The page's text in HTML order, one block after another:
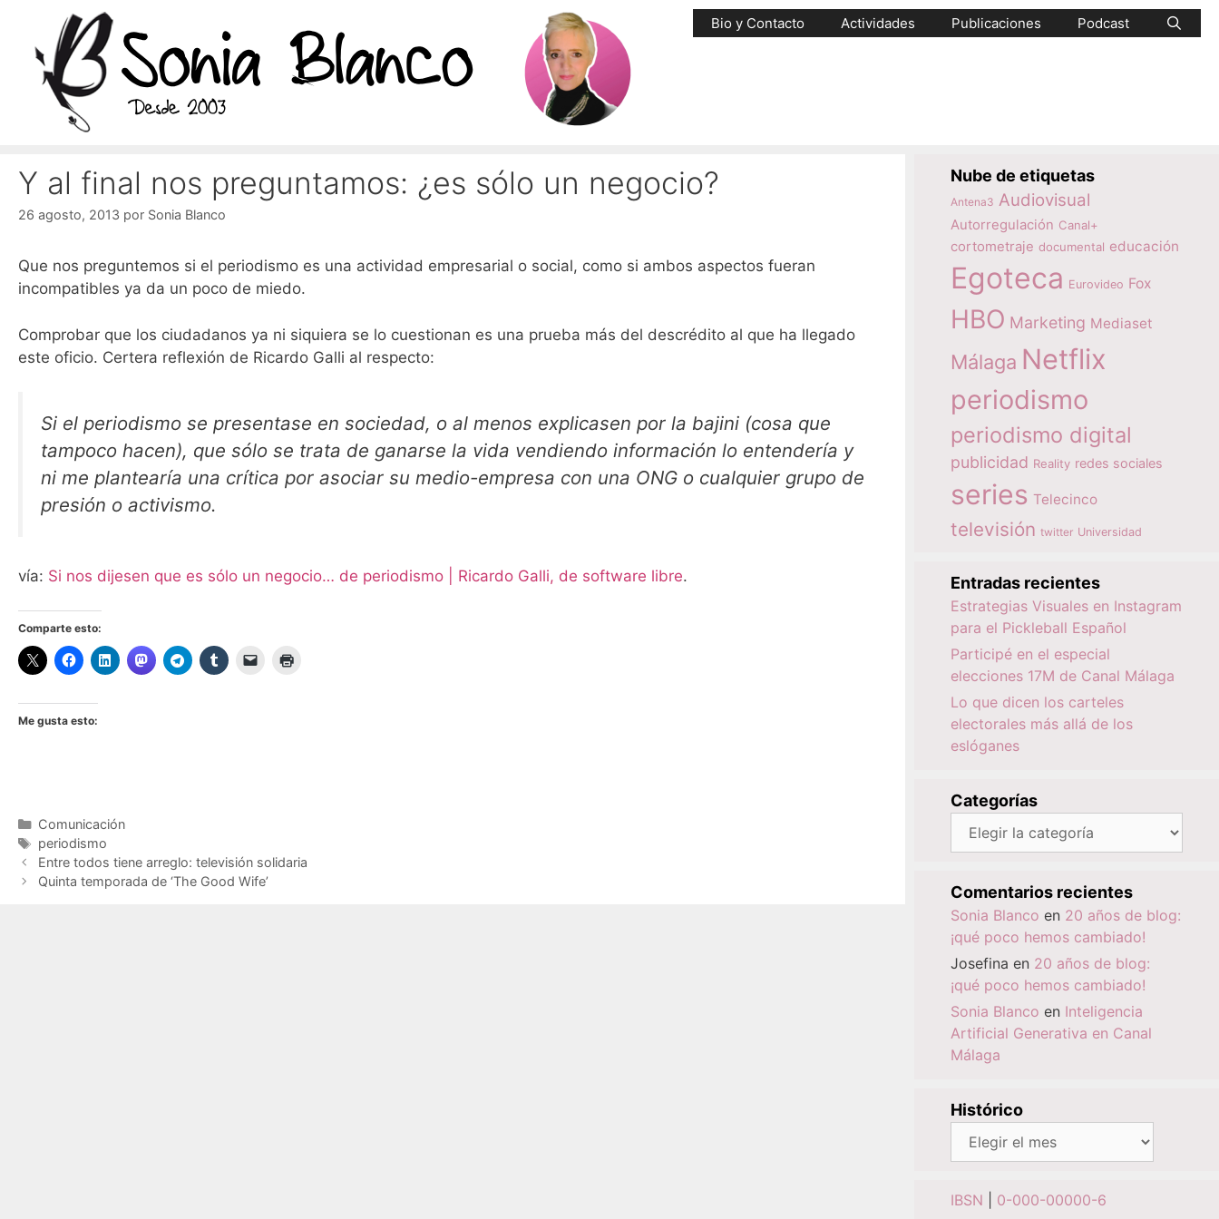
contenido
Bio y Contacto Actividades Publicaciones Podcast
Y al final nos preguntamos: ¿es sólo un negocio?
26 agosto, 2013 por Sonia Blanco
Que nos preguntemos si el periodismo es una actividad empresarial o social, como si ambos aspectos fueran
incompatibles ya da un poco de miedo.
Comprobar que los ciudadanos ya ni siquiera se lo cuestionan es una prueba más del descrédito al que ha llegado
este oficio. Certera reflexión de Ricardo Galli al respecto:
Si el periodismo se presentase en sociedad, o al menos explicasen por la bajini (cosa que
tampoco hacen), que sólo se trata de ganarse la vida vendiendo información lo entendería y
ni me plantearía una crítica por asociar su medio-empresa con una ONG o cualquier grupo de
presión o activismo.
vía: Si nos dijesen que es sólo un negocio… de periodismo | Ricardo Galli, de software libre.
Comparte esto:
Me gusta esto:
Categorías
Comunicación
Etiquetas
periodismo
Entre todos tiene arreglo: televisión solidaria
Quinta temporada de ‘The Good Wife’
Nube de etiquetas
Antena3 Audiovisual
Autorregulación Canal+
cortometraje documental educación
Egoteca Eurovideo Fox
HBO Marketing Mediaset
Málaga Netflix
periodismo
periodismo digital
publicidad Reality redes sociales
series Telecinco
televisión twitter Universidad
Entradas recientes
Estrategias Visuales en Instagram
para el Pickleball Español
Participé en el especial
elecciones 17M de Canal Málaga
Lo que dicen los carteles
electorales más allá de los
eslóganes
Categorías
Categorías
Comentarios recientes
Sonia Blanco en 20 años de blog:
¡qué poco hemos cambiado!
Josefina en 20 años de blog:
¡qué poco hemos cambiado!
Sonia Blanco en Inteligencia
Artificial Generativa en Canal
Málaga
Histórico
Histórico
IBSN 0-000-00000-6